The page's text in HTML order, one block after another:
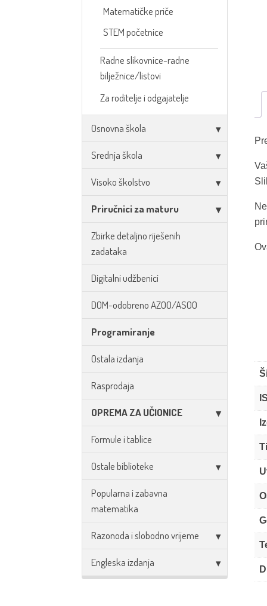
Matematičke priče
STEM početnice
Radne slikovnice-radne
bilježnice/listovi
Za roditelje i odgajatelje
Osnovna škola
Srednja škola
Visoko školstvo
Priručnici za maturu
Zbirke detaljno riješenih
zadataka
Digitalni udžbenici
DOM-odobreno AZOO/ASOO
Programiranje
Ostala izdanja
Rasprodaja
OPREMA ZA UČIONICE
Formule i tablice
Ostale biblioteke
Popularna i zabavna
matematika
Razonoda i slobodno vrijeme
Engleska izdanja